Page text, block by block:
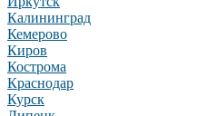
Калининград
Кемерово
Киров
Кострома
Краснодар
Курск